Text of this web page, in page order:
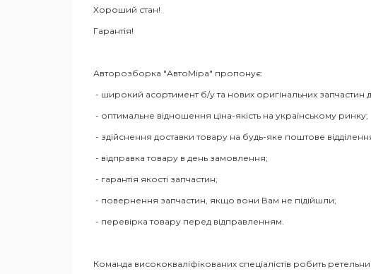
Хороший стан!
Гарантія!
Авторозборка "АвтоМіра" пропонує:
- широкий асортимент б/у та нових оригінальних запчастин
- оптимальне відношення ціна-якість на українському ринку;
- здійснення доставки товару на будь-яке поштове
- відправка товару в день замовлення;
- гарантія якості запчастин;
- повернення запчастин, якщо вони Вам не підійшли;
- перевірка товару перед відправленням.
Команда висококваліфікованих спеціалістів робить